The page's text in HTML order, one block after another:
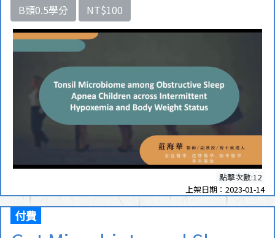
B類0.5學分 NT$100
點擊次數:12
上架日期：2023-01-14
付費